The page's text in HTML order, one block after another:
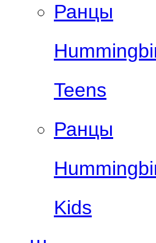
Ранцы
Teens
Ранцы
Kids